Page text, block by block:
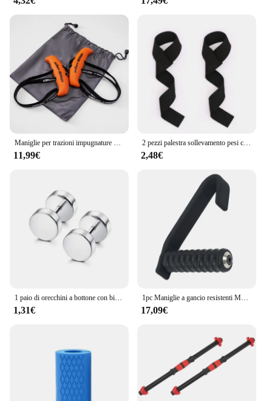
Maniglie per trazioni impugnature per allenamento in palestra impugnatura per Fitness maniglie per fascia di resistenza Face Pull, canottaggio, Lat Pulldown, bilancieri per palestra di casa
11,99€
2 pezzi palestra sollevamento pesi cinturini da polso Fitness Bodybuilding allenamento cinghie di sollevamento per donna uomo Fitness Crossfit bilancieri Power
2,48€
1 paio di orecchini a bottone con bilanciere CZ in acciaio inossidabile Goth Punk ciondola gli orecchini a cerchio Huggie con piume incrociate per uomo donna
1,31€
1pc Maniglie a gancio resistenti Manopole Pull Up Maniglie a forma di C per bilancieri Allenamento della forza Resistenza Accessori per attrezzature da palestra
17,09€